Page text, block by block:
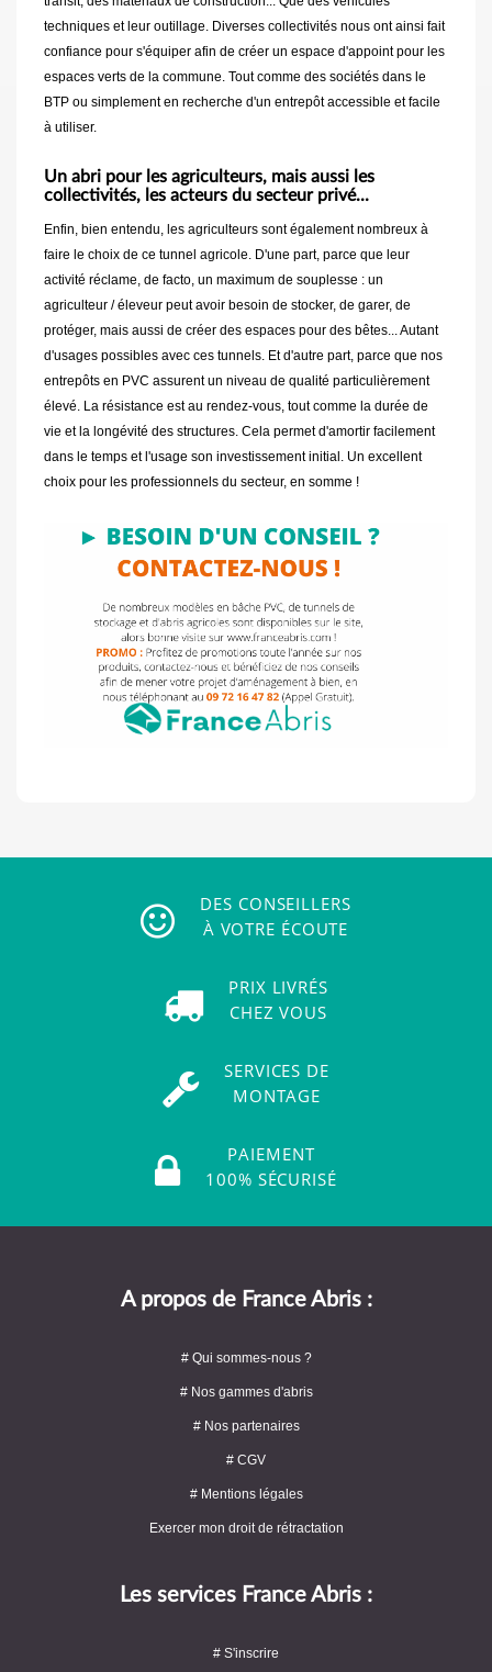
techniques et leur outillage. Diverses collectivités nous ont ainsi fait
confiance pour s'équiper afin de créer un espace d'appoint pour les
espaces verts de la commune. Tout comme des sociétés dans le
BTP ou simplement en recherche d'un entrepôt accessible et facile
à utiliser.
Un abri pour les agriculteurs, mais aussi les
collectivités, les acteurs du secteur privé...
Enfin, bien entendu, les agriculteurs sont également nombreux à
faire le choix de ce tunnel agricole. D'une part, parce que leur
activité réclame, de facto, un maximum de souplesse : un
agriculteur / éleveur peut avoir besoin de stocker, de garer, de
protéger, mais aussi de créer des espaces pour des bêtes... Autant
d'usages possibles avec ces tunnels. Et d'autre part, parce que nos
entrepôts en PVC assurent un niveau de qualité particulièrement
élevé. La résistance est au rendez-vous, tout comme la durée de
vie et la longévité des structures. Cela permet d'amortir facilement
dans le temps et l'usage son investissement initial. Un excellent
choix pour les professionnels du secteur, en somme !
DES CONSEILLERS
À VOTRE ÉCOUTE
PRIX LIVRÉS
CHEZ VOUS
SERVICES DE
MONTAGE
PAIEMENT
100% SÉCURISÉ
A propos de France Abris :
# Qui sommes-nous ?
# Nos gammes d'abris
# Nos partenaires
# CGV
# Mentions légales
Exercer mon droit de rétractation
Les services France Abris :
# S'inscrire